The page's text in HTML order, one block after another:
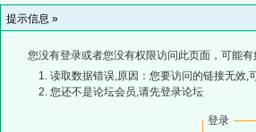
提示信息 »
您没有登录或者您没有权限访问此页面，可能
读取数据错误,原因：您要访问的链接无效,
您还不是论坛会员,请先登录论坛
登录